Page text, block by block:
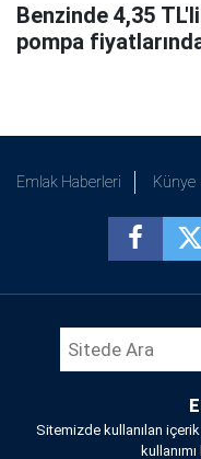
Benzinde 4,35
pompa
Emlak Haberleri Künye
Sitemizde kullanılan